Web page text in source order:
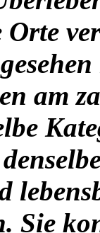
am
Sie